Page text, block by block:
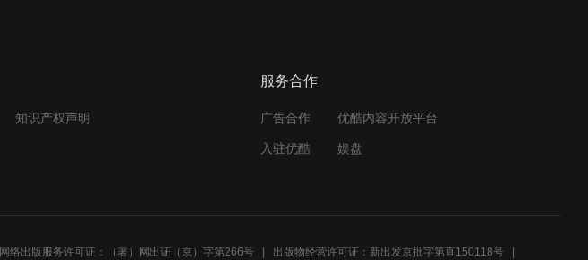
特-LSO
知识产权声明
服务合作
广告合作 优酷内容开放平台
入驻优酷 娱盘
网络出版服务许可证：（署）网出证（京）字第266号 出版物经营许可证：新出发京批字第直150118号